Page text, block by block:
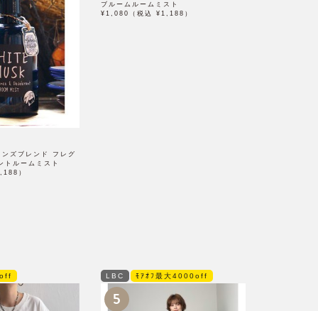
ズブレンド フレグ
トルームミスト
）
ブルームルームミスト
¥1,080（税込 ¥1,188）
LBC ﾓｱｵﾌ最大4000off
5